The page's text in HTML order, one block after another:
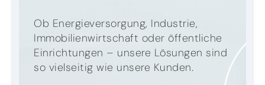
Ob Energieversorgung, Industrie,
Immobilienwirtschaft oder öffentliche
Einrichtungen – unsere Lösungen sind
so vielseitig wie unsere Kunden.